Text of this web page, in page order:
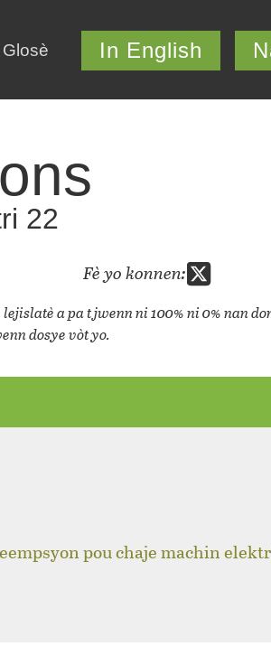
Glosè In English
22
Fè yo konnen:
a pa t jwenn ni 100% ni 0% nan
dosye vòt yo.
pou chaje machin